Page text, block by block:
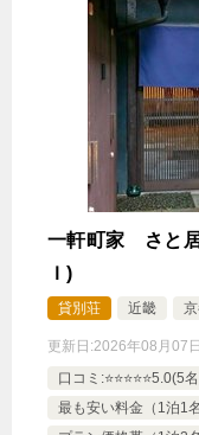
【選べるお部屋と
15,263円【
21,715円【
ツイン（アネ
47,522円【
ート
一軒町家 さと
Ｉ)
貸別荘 近畿
更新日:2026年08月07日
口コミ:⭐️⭐️⭐️⭐️⭐️5.0(5
最も安い料金（1泊1